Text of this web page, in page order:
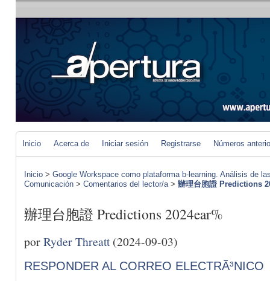
Inicio Acerca de Iniciar sesión Registrarse Números
Inicio > Google Workspace como plataforma b-learning. Análisis de
Comunicación > Comentarios del lector/a> 辦理台胞證 Predictions
辦理台胞證 Predictions 2024ear%
porRyder Threatt(2024-09-03)
RESPONDER AL CORREO ELECTRÃ³NICO